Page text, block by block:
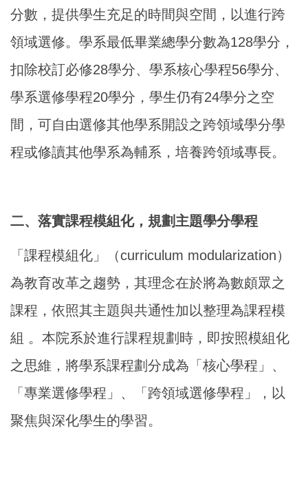
分數，提供學生充足的時間與空間，以進行跨
領域選修。學系最低畢業總學分數為128學分，
扣除校訂必修28學分、學系核心學程56學分、
學系選修學程20學分，學生仍有24學分之空
間，可自由選修其他學系開設之跨領域學分學
程或修讀其他學系為輔系，培養跨領域專長。
二、落實課程模組化，規劃主題學分學程
「課程模組化」（curriculum modularization）
為教育改革之趨勢，其理念在於將為數頗眾之
課程，依照其主題與共通性加以整理為課程模
組 。本院系於進行課程規劃時，即按照模組化
之思維，將學系課程劃分成為「核心學程」、
「專業選修學程」、「跨領域選修學程」，以
聚焦與深化學生的學習。